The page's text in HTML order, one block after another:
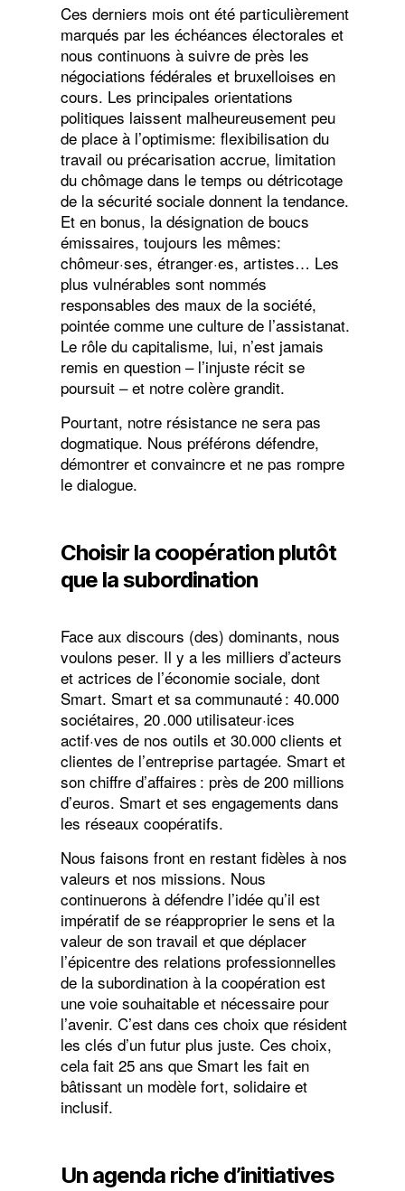
Ces derniers mois ont été particulièrement
marqués par les échéances électorales et
nous continuons à suivre de près les
négociations fédérales et bruxelloises en
cours. Les principales orientations
politiques laissent malheureusement peu
de place à l’optimisme: flexibilisation du
travail ou précarisation accrue, limitation
du chômage dans le temps ou détricotage
de la sécurité sociale donnent la tendance.
Et en bonus, la désignation de boucs
émissaires, toujours les mêmes:
chômeur·ses, étranger·es, artistes… Les
plus vulnérables sont nommés
responsables des maux de la société,
pointée comme une culture de l’assistanat.
Le rôle du capitalisme, lui, n’est jamais
remis en question – l’injuste récit se
poursuit – et notre colère grandit.
Pourtant, notre résistance ne sera pas
dogmatique. Nous préférons défendre,
démontrer et convaincre et ne pas rompre
le dialogue.
Choisir la coopération plutôt
que la subordination
Face aux discours (des) dominants, nous
voulons peser. Il y a les milliers d’acteurs
et actrices de l’économie sociale, dont
Smart. Smart et sa communauté : 40.000
sociétaires, 20 .000 utilisateur·ices
actif·ves de nos outils et 30.000 clients et
clientes de l’entreprise partagée. Smart et
son chiffre d’affaires : près de 200 millions
d’euros. Smart et ses engagements dans
les réseaux coopératifs.
Nous faisons front en restant fidèles à nos
valeurs et nos missions. Nous
continuerons à défendre l’idée qu’il est
impératif de se réapproprier le sens et la
valeur de son travail et que déplacer
l’épicentre des relations professionnelles
de la subordination à la coopération est
une voie souhaitable et nécessaire pour
l’avenir. C’est dans ces choix que résident
les clés d’un futur plus juste. Ces choix,
cela fait 25 ans que Smart les fait en
bâtissant un modèle fort, solidaire et
inclusif.
Un agenda riche d’initiatives